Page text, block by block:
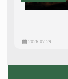
2026-07-29